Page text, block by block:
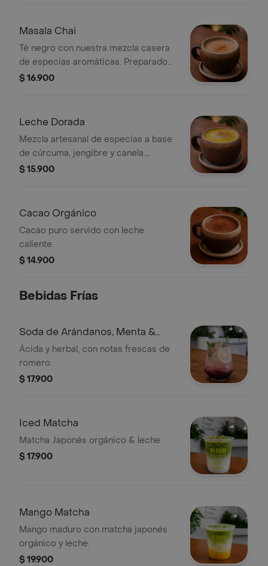
Masala Chai
Té negro con nuestra mezcla casera
de especias aromáticas. Preparado
por nosotros sin azucar.
$ 16.900
Leche Dorada
Mezcla artesanal de especias a base
de cúrcuma, jengibre y canela.
Preparada por nosotros.
$ 15.900
Cacao Orgánico
Cacao puro servido con leche
caliente.
$ 14.900
Bebidas Frías
Soda de Arándanos, Menta &
Limón
Ácida y herbal, con notas frescas de
romero.
$ 17.900
Iced Matcha
Matcha Japonés orgánico & leche
$ 17.900
Mango Matcha
Mango maduro con matcha japonés
orgánico y leche.
$ 19.900